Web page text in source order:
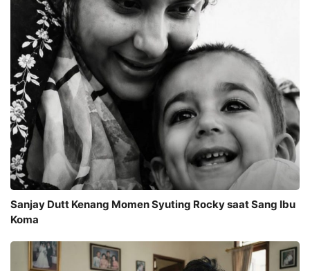
Sanjay Dutt Kenang Momen Syuting Rocky saat Sang Ibu
Koma